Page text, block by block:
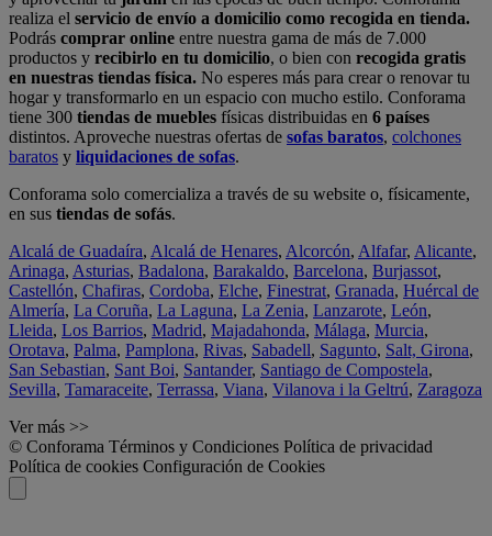
realiza el servicio de envío a domicilio como recogida en tienda.
Podrás comprar online entre nuestra gama de más de 7.000
productos y recibirlo en tu domicilio, o bien con recogida gratis
en nuestras tiendas física. No esperes más para crear o renovar tu
hogar y transformarlo en un espacio con mucho estilo. Conforama
tiene 300 tiendas de muebles físicas distribuidas en 6 países
distintos. Aproveche nuestras ofertas de sofas baratos, colchones
baratos y liquidaciones de sofas.
Conforama solo comercializa a través de su website o, físicamente,
en sus tiendas de sofás.
Alcalá de Guadaíra, Alcalá de Henares, Alcorcón, Alfafar, Alicante,
Arinaga, Asturias, Badalona, Barakaldo, Barcelona, Burjassot,
Castellón, Chafiras, Cordoba, Elche, Finestrat, Granada, Huércal de
Almería, La Coruña, La Laguna, La Zenia, Lanzarote, León,
Lleida, Los Barrios, Madrid, Majadahonda, Málaga, Murcia,
Orotava, Palma, Pamplona, Rivas, Sabadell, Sagunto, Salt, Girona,
San Sebastian, Sant Boi, Santander, Santiago de Compostela,
Sevilla, Tamaraceite, Terrassa, Viana, Vilanova i la Geltrú, Zaragoza
Ver más >>
© Conforama Términos y Condiciones Política de privacidad
Política de cookies Configuración de Cookies